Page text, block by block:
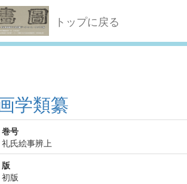
トップに戻る
学類纂
巻号
礼氏絵事辨上
版
初版